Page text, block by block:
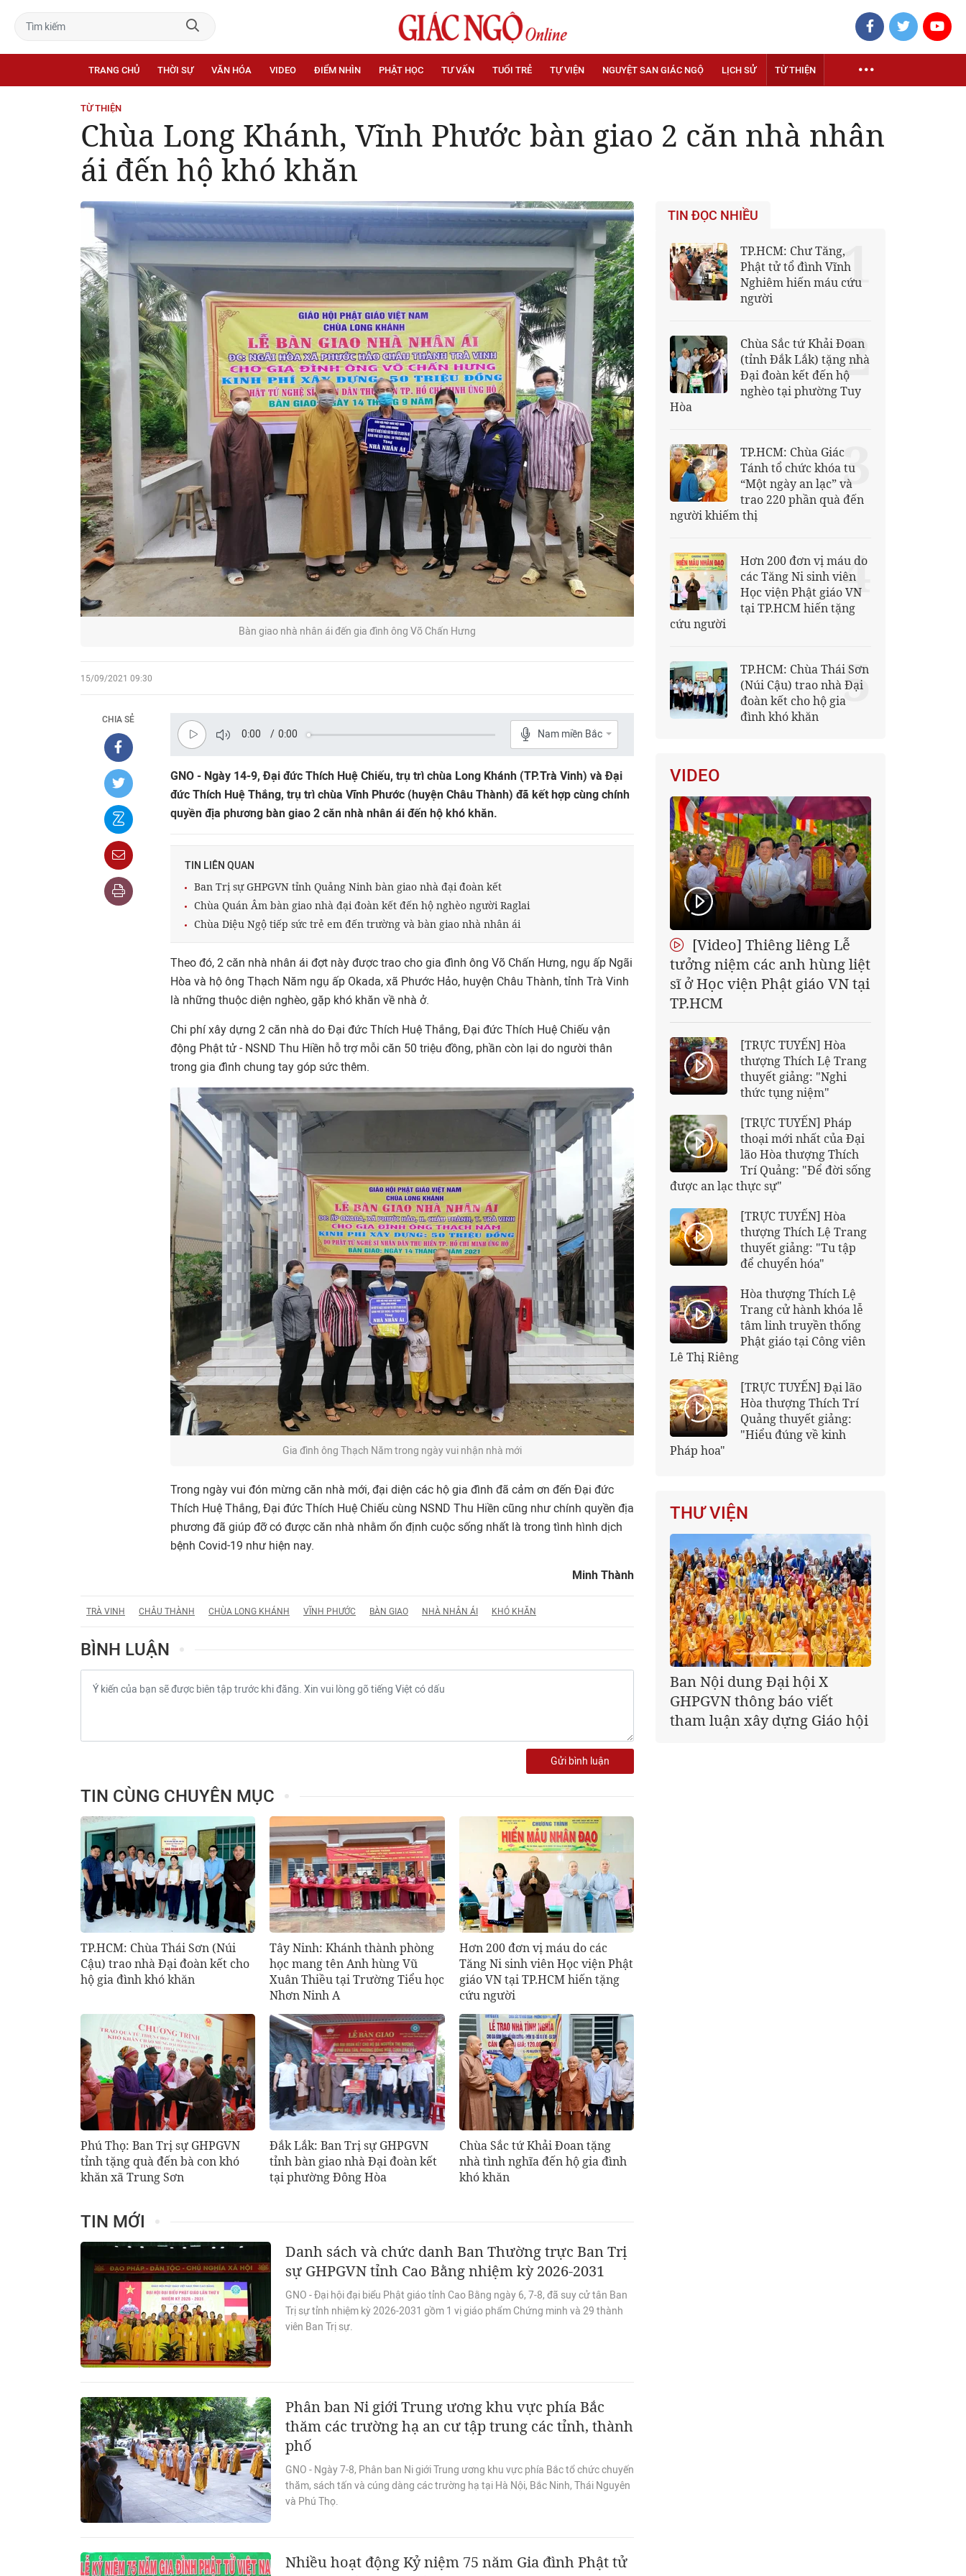
TRANG CHỦ THỜI SỰ VĂN HÓA VIDEO ĐIỂM NHÌN PHẬT HỌC TƯ VẤN TUỔI TRẺ TỰ VIỆN NGUYỆT SAN GIÁC NGỘ LỊCH SỬ TỪ THIỆN
TỪ THIỆN
Chùa Long Khánh, Vĩnh Phước bàn giao 2 căn nhà nhân
ái đến hộ khó khăn
Bàn giao nhà nhân ái đến gia đình ông Võ Chấn Hưng
15/09/2021 09:30
CHIA SẺ
0:00 / 0:00 Nam miền Bắc
GNO - Ngày 14-9, Đại đức Thích Huệ Chiếu, trụ trì chùa Long Khánh (TP.Trà Vinh) và Đại
đức Thích Huệ Thắng, trụ trì chùa Vĩnh Phước (huyện Châu Thành) đã kết hợp cùng chính
quyền địa phương bàn giao 2 căn nhà nhân ái đến hộ khó khăn.
TIN LIÊN QUAN
Ban Trị sự GHPGVN tỉnh Quảng Ninh bàn giao nhà đại đoàn kết
Chùa Quán Âm bàn giao nhà đại đoàn kết đến hộ nghèo người Raglai
Chùa Diệu Ngộ tiếp sức trẻ em đến trường và bàn giao nhà nhân ái
Theo đó, 2 căn nhà nhân ái đợt này được trao cho gia đình ông Võ Chấn Hưng, ngụ ấp Ngãi
Hòa và hộ ông Thạch Năm ngụ ấp Okada, xã Phước Hảo, huyện Châu Thành, tỉnh Trà Vinh
là những thuộc diện nghèo, gặp khó khăn về nhà ở.
Chi phí xây dựng 2 căn nhà do Đại đức Thích Huệ Thắng, Đại đức Thích Huệ Chiếu vận
động Phật tử - NSND Thu Hiền hỗ trợ mỗi căn 50 triệu đồng, phần còn lại do người thân
trong gia đình chung tay góp sức thêm.
Gia đình ông Thạch Năm trong ngày vui nhận nhà mới
Trong ngày vui đón mừng căn nhà mới, đại diện các hộ gia đình đã cảm ơn đến Đại đức
Thích Huệ Thắng, Đại đức Thích Huệ Chiếu cùng NSND Thu Hiền cũng như chính quyền địa
phương đã giúp đỡ có được căn nhà nhằm ổn định cuộc sống nhất là trong tình hình dịch
bệnh Covid-19 như hiện nay.
Minh Thành
TRÀ VINH CHÂU THÀNH CHÙA LONG KHÁNH VĨNH PHƯỚC BÀN GIAO NHÀ NHÂN ÁI KHÓ KHĂN
BÌNH LUẬN
Gửi bình luận
TIN CÙNG CHUYÊN MỤC
TP.HCM: Chùa Thái Sơn (Núi
Cậu) trao nhà Đại đoàn kết cho
hộ gia đình khó khăn
Tây Ninh: Khánh thành phòng
học mang tên Anh hùng Vũ
Xuân Thiều tại Trường Tiểu học
Nhơn Ninh A
Hơn 200 đơn vị máu do các
Tăng Ni sinh viên Học viện Phật
giáo VN tại TP.HCM hiến tặng
cứu người
Phú Thọ: Ban Trị sự GHPGVN
tỉnh tặng quà đến bà con khó
khăn xã Trung Sơn
Đắk Lắk: Ban Trị sự GHPGVN
tỉnh bàn giao nhà Đại đoàn kết
tại phường Đông Hòa
Chùa Sắc tứ Khải Đoan tặng
nhà tình nghĩa đến hộ gia đình
khó khăn
TIN MỚI
Danh sách và chức danh Ban Thường trực Ban Trị
sự GHPGVN tỉnh Cao Bằng nhiệm kỳ 2026-2031
GNO - Đại hội đại biểu Phật giáo tỉnh Cao Bằng ngày 6, 7-8, đã suy cử tân Ban
Trị sự tỉnh nhiệm kỳ 2026-2031 gồm 1 vị giáo phẩm Chứng minh và 29 thành
viên Ban Trị sự.
Phân ban Ni giới Trung ương khu vực phía Bắc
thăm các trường hạ an cư tập trung các tỉnh, thành
phố
GNO - Ngày 7-8, Phân ban Ni giới Trung ương khu vực phía Bắc tổ chức chuyến
thăm, sách tấn và cúng dàng các trường hạ tại Hà Nội, Bắc Ninh, Thái Nguyên
và Phú Thọ.
Nhiều hoạt động Kỷ niệm 75 năm Gia đình Phật tử
TIN ĐỌC NHIỀU
TP.HCM: Chư Tăng,
Phật tử tổ đình Vĩnh
Nghiêm hiến máu cứu
người
1
Chùa Sắc tứ Khải Đoan
(tỉnh Đắk Lắk) tặng nhà
Đại đoàn kết đến hộ
nghèo tại phường Tuy
Hòa
2
TP.HCM: Chùa Giác
Tánh tổ chức khóa tu
“Một ngày an lạc” và
trao 220 phần quà đến
người khiếm thị
3
Hơn 200 đơn vị máu do
các Tăng Ni sinh viên
Học viện Phật giáo VN
tại TP.HCM hiến tặng
cứu người
4
TP.HCM: Chùa Thái Sơn
(Núi Cậu) trao nhà Đại
đoàn kết cho hộ gia
đình khó khăn
5
VIDEO
[Video] Thiêng liêng Lễ
tưởng niệm các anh hùng liệt
sĩ ở Học viện Phật giáo VN tại
TP.HCM
[TRỰC TUYẾN] Hòa
thượng Thích Lệ Trang
thuyết giảng: "Nghi
thức tụng niệm"
[TRỰC TUYẾN] Pháp
thoại mới nhất của Đại
lão Hòa thượng Thích
Trí Quảng: "Để đời sống
được an lạc thực sự"
[TRỰC TUYẾN] Hòa
thượng Thích Lệ Trang
thuyết giảng: "Tu tập
để chuyển hóa"
Hòa thượng Thích Lệ
Trang cử hành khóa lễ
tâm linh truyền thống
Phật giáo tại Công viên
Lê Thị Riêng
[TRỰC TUYẾN] Đại lão
Hòa thượng Thích Trí
Quảng thuyết giảng:
"Hiểu đúng về kinh
Pháp hoa"
THƯ VIỆN
Giáo hội kêu gọi Tăng Ni,
Phật tử cả nước thể hiện tấm
lòng tri ân trọn vẹn nghĩa